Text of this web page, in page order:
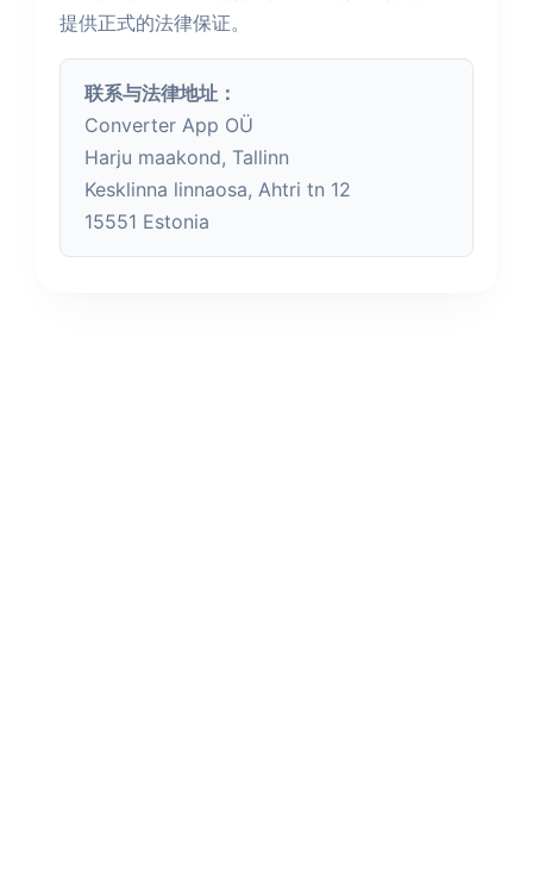
提供正式的法律保证。
联系与法律地址：
Converter App OÜ
Harju maakond, Tallinn
Kesklinna linnaosa, Ahtri tn 12
15551 Estonia